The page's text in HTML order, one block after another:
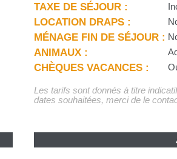
TAXE DE SÉJOUR :
LOCATION DRAPS :
MÉNAGE FIN DE SÉJOUR :
ANIMAUX :
CHÈQUES VACANCES :
Les tarifs sont donnés à titre
dates souhaitées, merci de le